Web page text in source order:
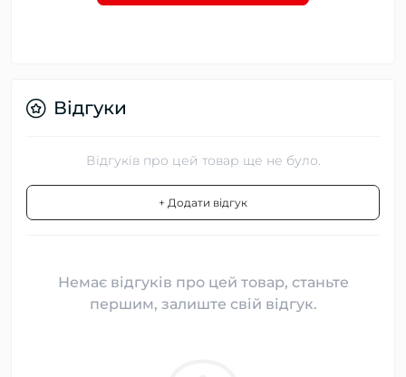
Відгуки
Відгуків про цей товар ще не було.
+ Додати відгук
Немає відгуків про цей товар, станьте
першим, залиште свій відгук.